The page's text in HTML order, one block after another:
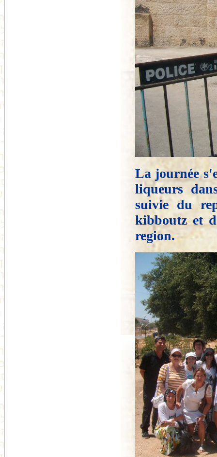
La journée
liqueurs
suivie du
kibboutz et
region.